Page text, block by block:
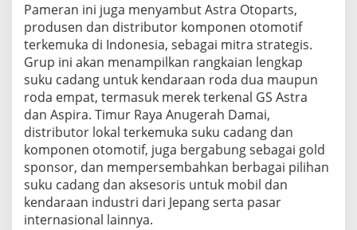
Pameran ini juga menyambut Astra Otoparts,
produsen dan distributor komponen otomotif
terkemuka di Indonesia, sebagai mitra strategis.
Grup ini akan menampilkan rangkaian lengkap
suku cadang untuk kendaraan roda dua maupun
roda empat, termasuk merek terkenal GS Astra
dan Aspira. Timur Raya Anugerah Damai,
distributor lokal terkemuka suku cadang dan
komponen otomotif, juga bergabung sebagai gold
sponsor, dan mempersembahkan berbagai pilihan
suku cadang dan aksesoris untuk mobil dan
kendaraan industri dari Jepang serta pasar
internasional lainnya.